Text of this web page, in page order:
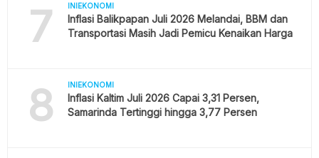
7 INIEKONOMI
Inflasi Balikpapan Juli 2026 Melandai, BBM dan
Transportasi Masih Jadi Pemicu Kenaikan Harga
8 INIEKONOMI
Inflasi Kaltim Juli 2026 Capai 3,31 Persen,
Samarinda Tertinggi hingga 3,77 Persen